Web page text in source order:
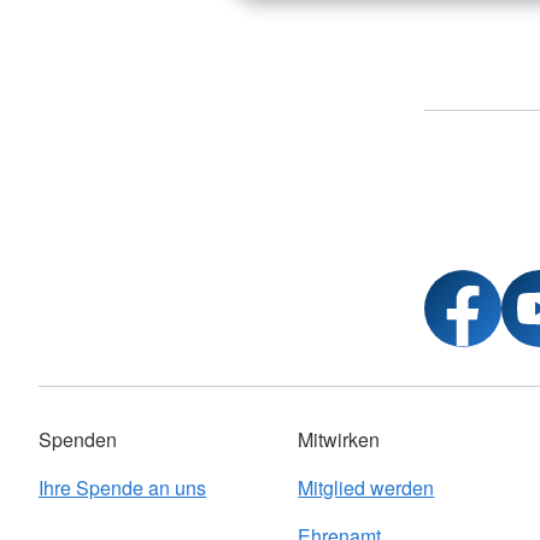
Spenden
Ihre Spende an uns
Mitwirken
Mitglied werden